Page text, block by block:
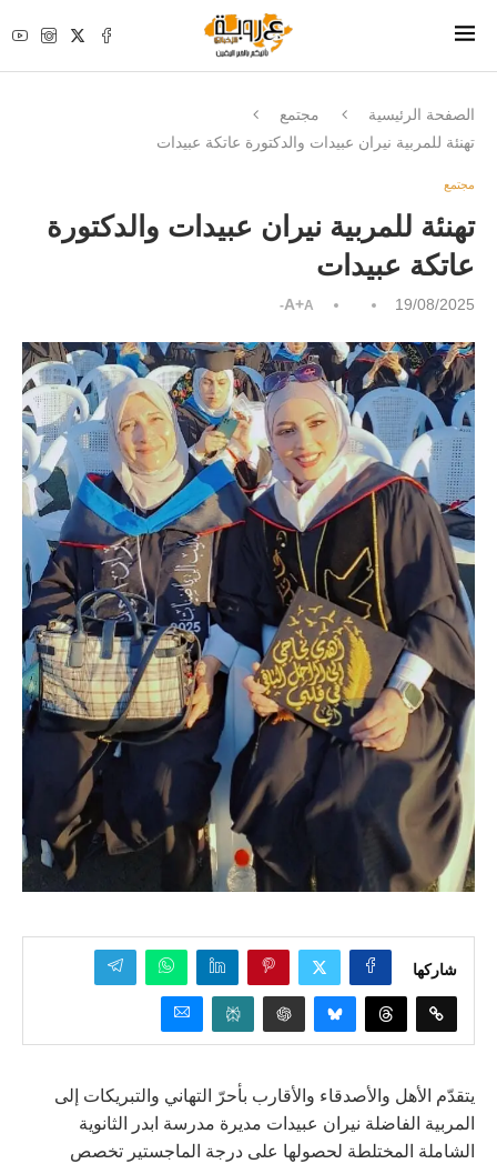
الصفحة الرئيسية
مجتمع
تهنئة للمربية نيران عبيدات والدكتورة عاتكة عبيدات
مجتمع
تهنئة للمربية نيران عبيدات والدكتورة
عاتكة عبيدات
19/08/2025
A+A-
شاركها
يتقدّم الأهل والأصدقاء والأقارب بأحرّ التهاني والتبريكات إلى
المربية الفاضلة نيران عبيدات مديرة مدرسة ابدر الثانوية
الشاملة المختلطة لحصولها على درجة الماجستير تخصص